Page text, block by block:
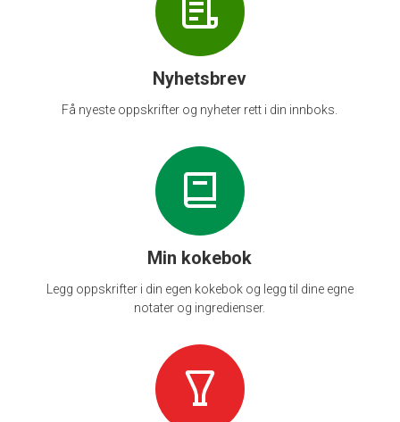
Nyhetsbrev
Få nyeste oppskrifter og nyheter rett i din innboks.
Min kokebok
Legg oppskrifter i din egen kokebok og legg til dine egne
notater og ingredienser.